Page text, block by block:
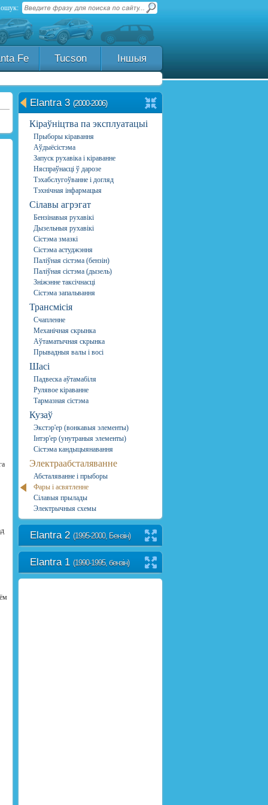
Fe Tucson Іншыя
Elantra 3 (2000-2006)
Кіраўніцтва па эксплуатацыі
Прыборы кіравання
Аўдыёсістэма
Запуск рухавіка і кіраванне
Няспраўнасці ў дарозе
Тэхабслугоўванне і догляд
Тэхнічная інфармацыя
Сілавы агрэгат
Бензінавыя рухавікі
Дызельныя рухавікі
Сістэма змазкі
Сістэма астуджэння
Паліўная сістэма (бензін)
Паліўная сістэма (дызель)
Зніжэнне таксічнасці
Сістэма запальвання
Трансмісія
Счапленне
Механічная скрынка
Аўтаматычная скрынка
Прывадныя валы і восі
Шасі
Падвеска аўтамабіля
Рулявое кіраванне
Тармазная сістэма
Кузаў
Экстэр'ер (вонкавыя элементы)
Інтэр'ер (унутраныя элементы)
Сістэма кандыцыянавання
Электраабсталяванне
Абсталяванне і прыборы
Фары і асвятленне
Сілавыя прылады
Электрычныя схемы
Elantra 2 (1995-2000, Бензін)
Elantra 1 (1990-1995, бензін)